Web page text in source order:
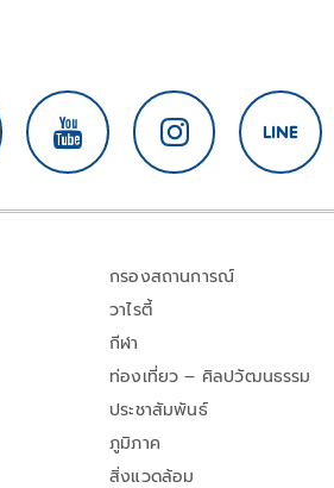
กรองสถานการณ์
วาไรตี้
กีฬา
ท่องเที่ยว – ศิลปวัฒนธรรม
ประชาสัมพันธ์
ภูมิภาค
สิ่งแวดล้อม